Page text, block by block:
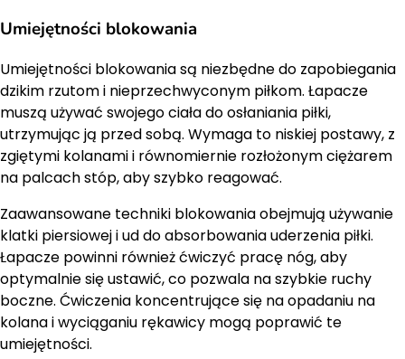
Umiejętności blokowania
Umiejętności blokowania są niezbędne do zapobiegania
dzikim rzutom i nieprzechwyconym piłkom. Łapacze
muszą używać swojego ciała do osłaniania piłki,
utrzymując ją przed sobą. Wymaga to niskiej postawy, z
zgiętymi kolanami i równomiernie rozłożonym ciężarem
na palcach stóp, aby szybko reagować.
Zaawansowane techniki blokowania obejmują używanie
klatki piersiowej i ud do absorbowania uderzenia piłki.
Łapacze powinni również ćwiczyć pracę nóg, aby
optymalnie się ustawić, co pozwala na szybkie ruchy
boczne. Ćwiczenia koncentrujące się na opadaniu na
kolana i wyciąganiu rękawicy mogą poprawić te
umiejętności.